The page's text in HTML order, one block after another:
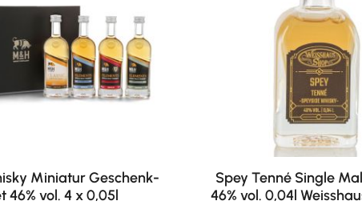
Miniatur Geschenk-
46% vol. 4 x 0,05l
Spey Tenné Single
46% vol. 0,04l